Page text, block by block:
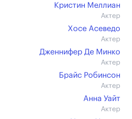
Кристин Меллиан
Актер
Хосе Асеведо
Актер
Дженнифер Де Минко
Актер
Брайс Робинсон
Актер
Анна Уайт
Актер